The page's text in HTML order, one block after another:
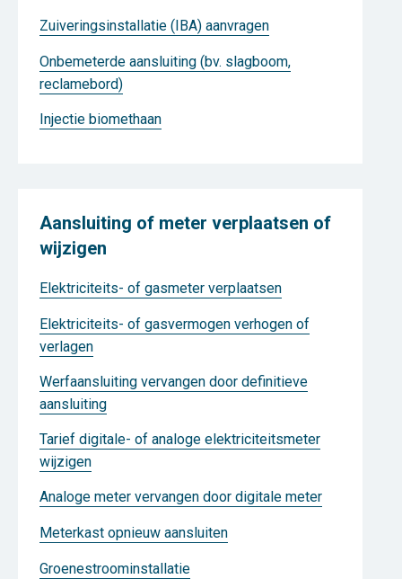
Zuiveringsinstallatie (IBA) aanvragen
Onbemeterde aansluiting (bv. slagboom,
reclamebord)
Injectie biomethaan
Aansluiting of meter verplaatsen of
wijzigen
Elektriciteits- of gasmeter verplaatsen
Elektriciteits- of gasvermogen verhogen of
verlagen
Werfaansluiting vervangen door definitieve
aansluiting
Tarief digitale- of analoge elektriciteitsmeter
wijzigen
Analoge meter vervangen door digitale meter
Meterkast opnieuw aansluiten
Groenestroominstallatie